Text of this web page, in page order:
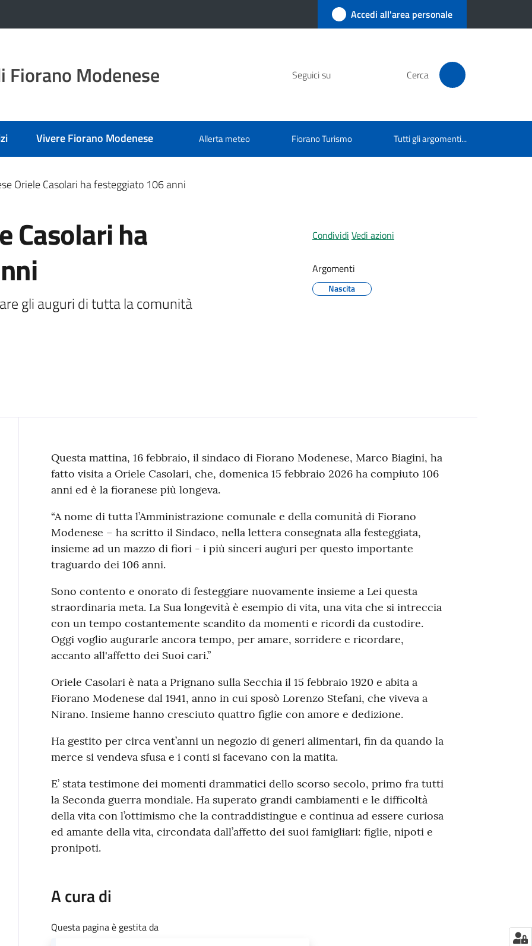
Accedi all'area personale
Fiorano Modenese Seguici su Cerca
Vivere Fiorano Modenese Allerta meteo Fiorano Turismo Tutti gli argomenti...
Oriele Casolari ha festeggiato 106 anni
Casolari ha
gli auguri di tutta la comunità
Condividi Vedi azioni
Argomenti
Nascita
Contenuto
Questa mattina, 16 febbraio, il sindaco di Fiorano Modenese, Marco Biagini, ha
fatto visita a Oriele Casolari, che, domenica 15 febbraio 2026 ha compiuto 106
anni ed è la fioranese più longeva.
“A nome di tutta l’Amministrazione comunale e della comunità di Fiorano
Modenese – ha scritto il Sindaco, nella lettera consegnata alla festeggiata,
insieme ad un mazzo di fiori - i più sinceri auguri per questo importante
traguardo dei 106 anni.
Sono contento e onorato di festeggiare nuovamente insieme a Lei questa
straordinaria meta. La Sua longevità è esempio di vita, una vita che si intreccia
con un tempo costantemente scandito da momenti e ricordi da custodire.
Oggi voglio augurarle ancora tempo, per amare, sorridere e ricordare,
accanto all'affetto dei Suoi cari.”
Oriele Casolari è nata a Prignano sulla Secchia il 15 febbraio 1920 e abita a
Fiorano Modenese dal 1941, anno in cui sposò Lorenzo Stefani, che viveva a
Nirano. Insieme hanno cresciuto quattro figlie con amore e dedizione.
Ha gestito per circa vent’anni un negozio di generi alimentari, fin da quando la
merce si vendeva sfusa e i conti si facevano con la matita.
E’ stata testimone dei momenti drammatici dello scorso secolo, primo fra tutti
la Seconda guerra mondiale. Ha superato grandi cambiamenti e le difficoltà
della vita con l’ottimismo che la contraddistingue e continua ad essere curiosa
ed amante della vita, circondata dall’affetto dei suoi famigliari: figlie, nipoti e
pronipoti.
A cura di
Questa pagina è gestita da